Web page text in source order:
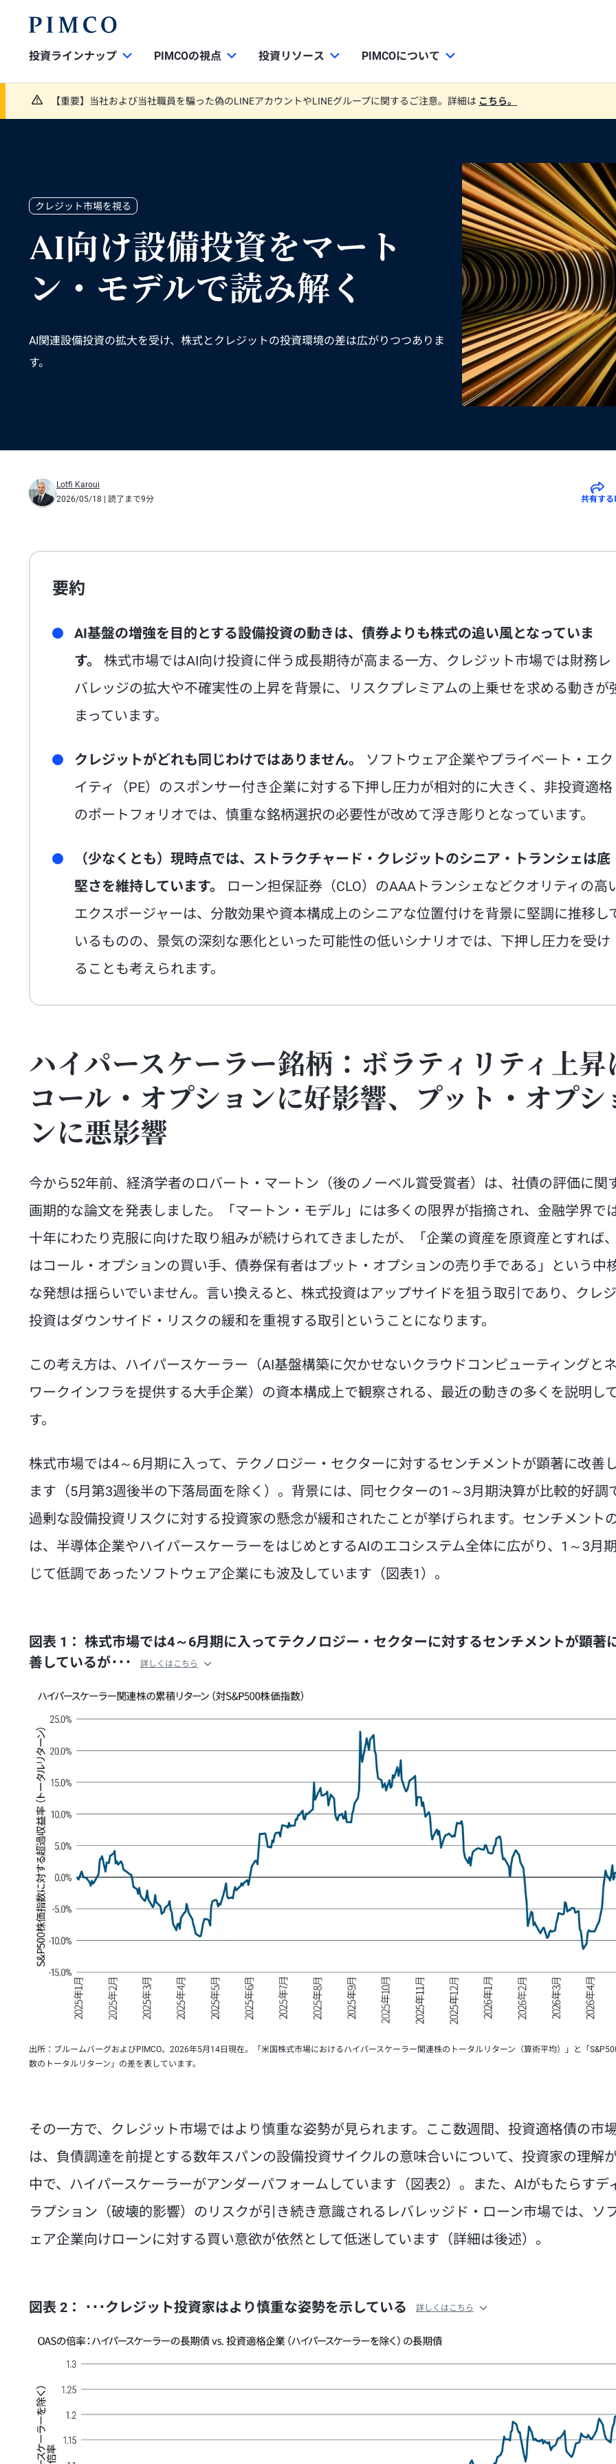
投資ラインナップ PIMCOの視点 投資リソース PIMCOについて
【重要】当社および当社職員を騙った偽のLINEアカウントやLINEグループに関するご注意。詳細は こちら。
クレジット市場を視る
AI向け設備投資をマート
ン・モデルで読み解く
AI関連設備投資の拡大を受け、株式とクレジットの投資環境の差は広がりつつありま
す。
Lotfi Karoui
2026/05/18 | 読了まで9分 共有する
要約
AI基盤の増強を目的とする設備投資の動きは、債券よりも株式の追い風となっていま
す。
株式市場ではAI向け投資に伴う成長期待が高まる一方、クレジット市場では財務レ
バレッジの拡大や不確実性の上昇を背景に、リスクプレミアムの上乗せを求める動きが
まっています。
クレジットがどれも同じわけではありません。
ソフトウェア企業やプライベート・エク
イティ（PE）のスポンサー付き企業に対する下押し圧力が相対的に大きく、非投資適格
のポートフォリオでは、慎重な銘柄選択の必要性が改めて浮き彫りとなっています。
（少なくとも）現時点では、ストラクチャード・クレジットのシニア・トランシェは底
堅さを維持しています。
ローン担保証券（CLO）のAAAトランシェなどクオリティの高
エクスポージャーは、分散効果や資本構成上のシニアな位置付けを背景に堅調に推移し
いるものの、景気の深刻な悪化といった可能性の低いシナリオでは、下押し圧力を受け
ることも考えられます。
ハイパースケーラー銘柄：ボラティリティ上昇
コール・オプションに好影響、プット・オプシ
ンに悪影響
今から52年前、経済学者のロバート・マートン（後のノーベル賞受賞者）は、社債の評価に関
画期的な論文を発表しました。「マートン・モデル」には多くの限界が指摘され、金融学界で
十年にわたり克服に向けた取り組みが続けられてきましたが、「企業の資産を原資産とすれば
はコール・オプションの買い手、債券保有者はプット・オプションの売り手である」という中
な発想は揺らいでいません。言い換えると、株式投資はアップサイドを狙う取引であり、クレ
投資はダウンサイド・リスクの緩和を重視する取引ということになります。
この考え方は、ハイパースケーラー（AI基盤構築に欠かせないクラウドコンピューティングと
ワークインフラを提供する大手企業）の資本構成上で観察される、最近の動きの多くを説明し
す。
株式市場では4～6月期に入って、テクノロジー・セクターに対するセンチメントが顕著に改善
ます（5月第3週後半の下落局面を除く）。背景には、同セクターの1～3月期決算が比較的好調
過剰な設備投資リスクに対する投資家の懸念が緩和されたことが挙げられます。センチメント
は、半導体企業やハイパースケーラーをはじめとするAIのエコシステム全体に広がり、1～3月
じて低調であったソフトウェア企業にも波及しています（図表1）。
図表 1： 株式市場では4～6月期に入ってテクノロジー・セクターに対するセンチメントが顕著
善しているが･･･
詳しくはこちら
出所：ブルームバーグおよびPIMCO。2026年5月14日現在。「米国株式市場におけるハイパースケーラー関連株のトータルリターン（算術平均）」と「
数のトータルリターン」の差を表しています。
その一方で、クレジット市場ではより慎重な姿勢が見られます。ここ数週間、投資適格債の市
は、負債調達を前提とする数年スパンの設備投資サイクルの意味合いについて、投資家の理解
中で、ハイパースケーラーがアンダーパフォームしています（図表2）。また、AIがもたらすデ
ラプション（破壊的影響）のリスクが引き続き意識されるレバレッジド・ローン市場では、ソ
ェア企業向けローンに対する買い意欲が依然として低迷しています（詳細は後述）。
図表 2： ･･･クレジット投資家はより慎重な姿勢を示している 詳しくはこちら